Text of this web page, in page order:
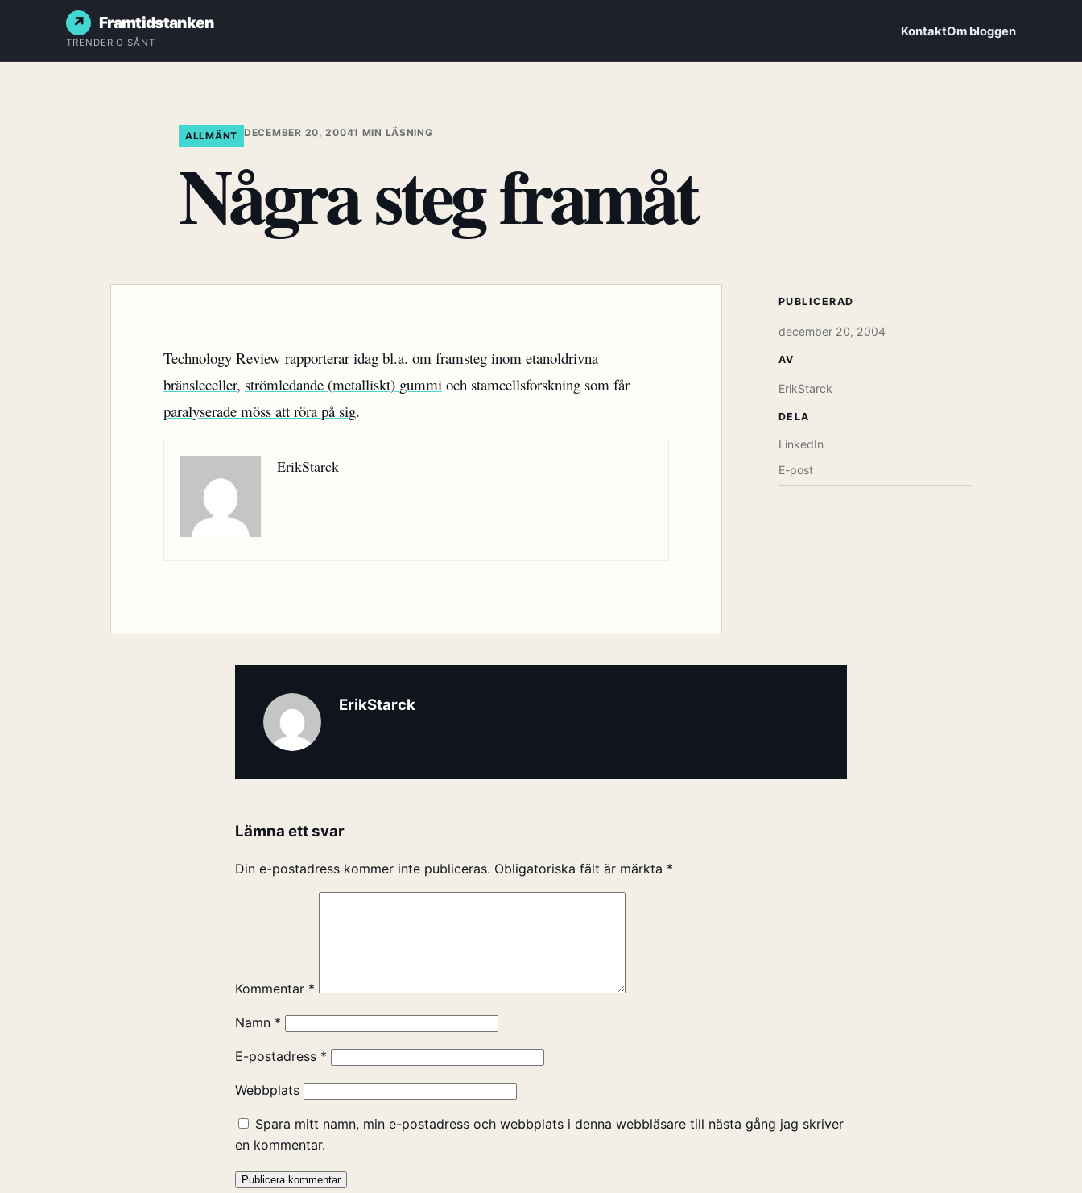
Framtidstanken
TRENDER O SÅNT
KontaktOm bloggen
ALLMÄNT DECEMBER 20, 20041 MIN LÄSNING
Några steg framåt
Technology Review rapporterar idag bl.a. om framsteg inom etanoldrivna
bränsleceller, strömledande (metalliskt) gummi och stamcellsforskning som får
paralyserade möss att röra på sig.
ErikStarck
PUBLICERAD
december 20, 2004
AV
ErikStarck
DELA
LinkedIn
E-post
ErikStarck
Lämna ett svar
Din e-postadress kommer inte publiceras. Obligatoriska fält är märkta *
Kommentar *
Namn *
E-postadress *
Webbplats
Spara mitt namn, min e-postadress och webbplats i denna webbläsare till nästa gång jag skriver
en kommentar.